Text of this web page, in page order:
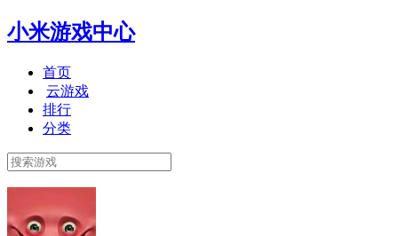
小米游戏中心
首页
云游戏
排行
分类